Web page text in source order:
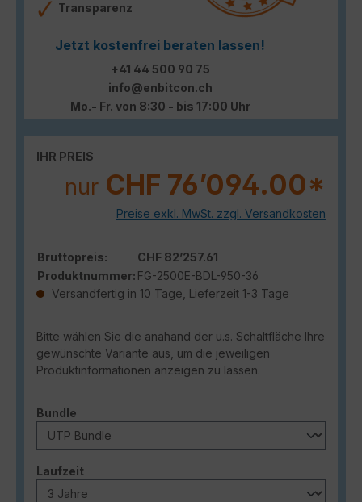
Transparenz
Jetzt kostenfrei beraten lassen!
+41 44 500 90 75
info@enbitcon.ch
Mo.- Fr. von 8:30 - bis 17:00 Uhr
IHR PREIS
nur CHF 76’094.00*
Preise exkl. MwSt. zzgl. Versandkosten
Bruttopreis:
CHF 82’257.61
Produktnummer: FG-2500E-BDL-950-36
Versandfertig in 10 Tage, Lieferzeit 1-3 Tage
Bitte wählen Sie die anahand der u.s. Schaltfläche Ihre
gewünschte Variante aus, um die jeweiligen
Produktinformationen anzeigen zu lassen.
Bundle
Laufzeitauswählen